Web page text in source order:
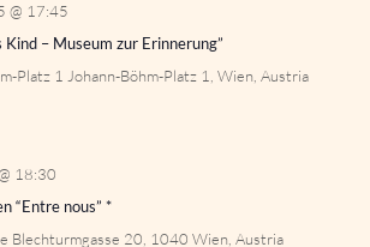
@ 17:45
Kind – Museum zur Erinnerung”
Platz 1 Johann-Böhm-Platz 1, Wien, Austria
18:30
“Entre nous” *
Blechturmgasse 20, 1040 Wien, Austria